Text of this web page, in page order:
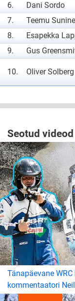
6.
Dani Sordo
7.
Teemu
8.
Esapekka
9.
Gus
10. Oliver Solberg
Seotud videod
Tänapäevane
kommentaatori